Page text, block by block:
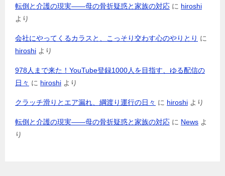
転倒と介護の現実――母の骨折疑惑と家族の対応 に hiroshi
より
会社にやってくるカラスと、こっそり交わす心のやりとり に
hiroshi より
978人まで来た！YouTube登録1000人を目指す、ゆる配信の
日々 に hiroshi より
クラッチ滑りとエア漏れ、綱渡り運行の日々 に hiroshi より
転倒と介護の現実――母の骨折疑惑と家族の対応 に News よ
り